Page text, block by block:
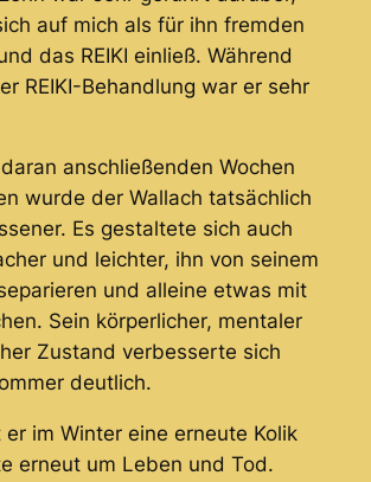
auf mich als für ihn fremden
das REIKI einließ. Während
REIKI-Behandlung war er sehr
anschließenden Wochen
wurde der Wallach tatsächlich
Es gestaltete sich auch
und leichter, ihn von seinem
und alleine etwas mit
Sein körperlicher, mentaler
Zustand verbesserte sich
deutlich.
im Winter eine erneute Kolik
erneut um Leben und Tod.